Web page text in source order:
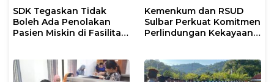
SDK Tegaskan Tidak
Boleh Ada Penolakan
Pasien Miskin di Fasilitas
Kemenkum dan RSUD
Sulbar Perkuat Komitmen
Perlindungan Kekayaan